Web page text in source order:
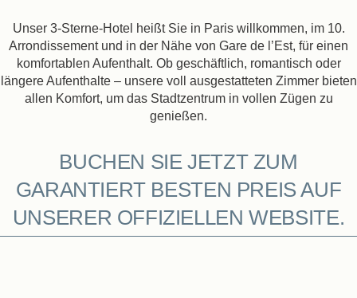
Unser 3-Sterne-Hotel heißt Sie in Paris willkommen, im 10.
Arrondissement und in der Nähe von Gare de l’Est, für einen
komfortablen Aufenthalt. Ob geschäftlich, romantisch oder
längere Aufenthalte – unsere voll ausgestatteten Zimmer bieten
allen Komfort, um das Stadtzentrum in vollen Zügen zu
genießen.
BUCHEN SIE JETZT ZUM
GARANTIERT BESTEN PREIS AUF
UNSERER OFFIZIELLEN WEBSITE.